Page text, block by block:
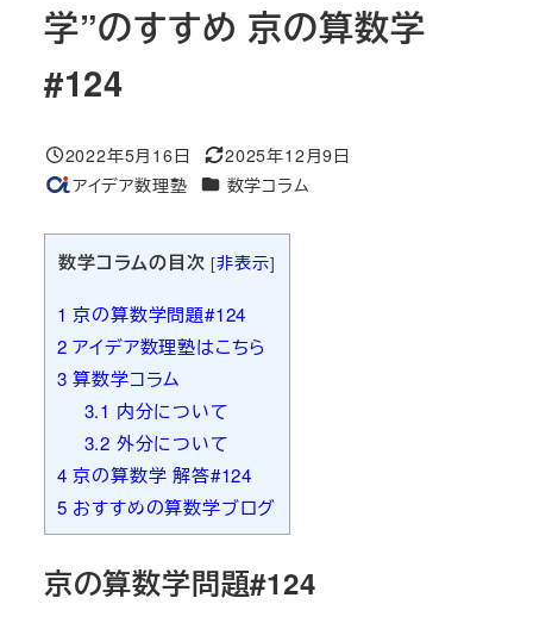
学”のすすめ 京の算数学
#124
投稿日
2022年5月16日
更新日
2025年12月9日
著
アイデア数理塾 カテゴリー
数学コラム
数学コラムの目次 [非表示]
1 京の算数学問題#124
2 アイデア数理塾はこちら
3 算数学コラム
3.1 内分について
3.2 外分について
4 京の算数学 解答#124
5 おすすめの算数学ブログ
京の算数学問題#124